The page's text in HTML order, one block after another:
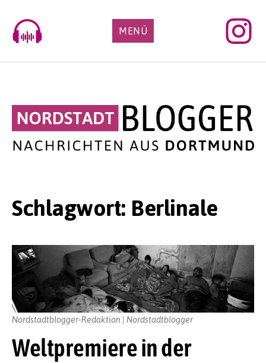
content
MENÜ
Schlagwort: Berlinale
Weltpremiere in der
Nordstadtblogger-Redaktion | Nordstadtblogger